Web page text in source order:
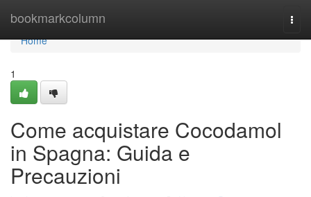
bookmarkcolumn
Home
Home
1
Come acquistare Cocodamol
in Spagna: Guida e
Precauzioni